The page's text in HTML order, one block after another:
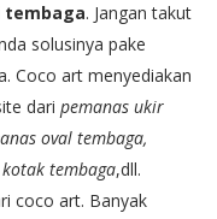
tembaga. Jangan takut
solusinya pake
Coco art menyediakan
dari pemanas ukir
oval tembaga,
tembaga,dll.
coco art. Banyak